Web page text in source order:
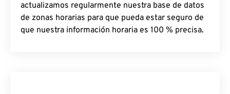
actualizamos regularmente nuestra base de datos
de zonas horarias para que pueda estar seguro de
que nuestra información horaria es 100 % precisa.